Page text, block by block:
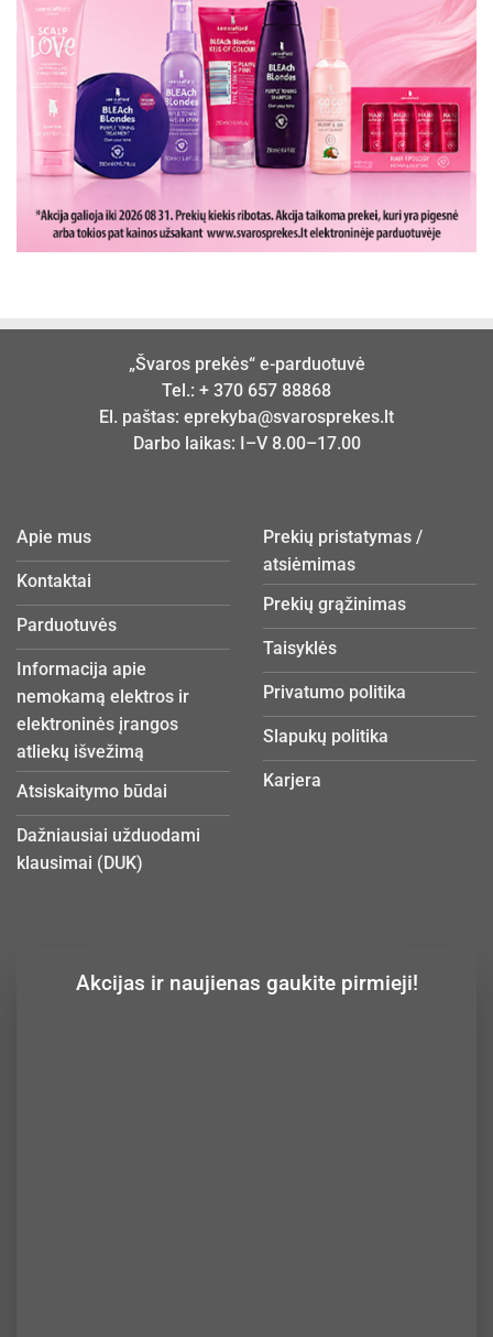
„Švaros prekės“ e-parduotuvė
Tel.: + 370 657 88868
El. paštas: eprekyba@svarosprekes.lt
Darbo laikas: I–V 8.00–17.00
Apie mus
Kontaktai
Parduotuvės
Informacija apie
nemokamą elektros ir
elektroninės įrangos
atliekų išvežimą
Atsiskaitymo būdai
Dažniausiai užduodami
klausimai (DUK)
Prekių pristatymas /
atsiėmimas
Prekių grąžinimas
Taisyklės
Privatumo politika
Slapukų politika
Karjera
Akcijas ir naujienas gaukite pirmieji!